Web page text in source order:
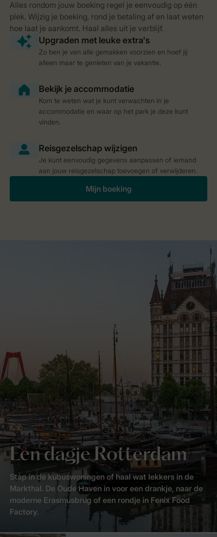
Zo ben je van alle gemakken voorzien en hoef jij
alleen maar te genieten van je vakantie.
Kom te weten wat je kunt verwachten in je
accommodatie en waar op het park je deze kunt
vinden.
Je kunt eenvoudig gegevens aanpassen of iemand
aan jouw reisgezelschap toevoegen of verwijderen.
Mijn boeking
Een dagje Rotterdam
Stap in de kubuswoningen of haal wat lekkers in de
Markthal. De Oude Haven in voor een drankje, naar de
moderne Erasmusbrug of een rondje in Fenix Food
Factory.